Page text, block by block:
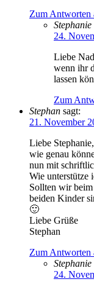
Zum Antworten
24.
Liebe
wenn ihr
lassen
Zum
Stephan sagt:
21. November
Liebe Stephanie,
wie genau
nun mit
Wie unterstütze
Sollten wir
beiden Kinder
🙂
Liebe Grüße
Stephan
Zum Antworten
24.